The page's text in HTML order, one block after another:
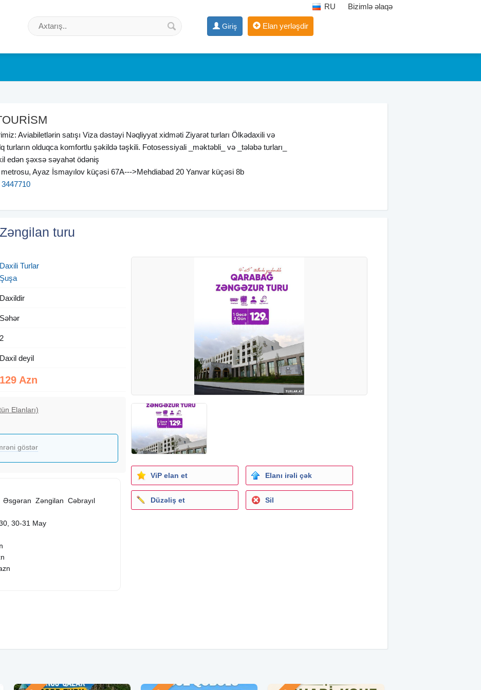
RU Bizimlə əlaqə
Giriş Elan yerləşdir
Aviabiletlərin satışı Viza dəstəyi Nəqliyyat xidməti Ziyarət turları Ölkədaxili və
turların olduqca komfortlu şəkildə təşkili. Fotosessiyali _məktəbli_ və _tələbə turları_
edən şəxsə səyahət ödəniş
Ayaz İsmayılov küçəsi 67A--->Mehdiabad 20 Yanvar küçəsi 8b
3447710
turu
Daxili Turlar
Şuşa
Daxildir
Səhər
2
Daxil deyil
129 Azn
Elanları)
göstər
︎ Əsgəran ︎ Zəngilan ︎ Cəbrayıl
30-31 May
ViP elan et Elanı irəli çək
Düzəliş et Sil